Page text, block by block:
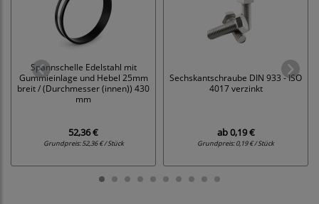
Spannschelle Edelstahl mit
Gummieinlage und Hebel 25mm
breit / (Durchmesser (innen)) 430
mm
52,36 €
Grundpreis:52,36 € / Stück
Sechskantschraube DIN 933 - ISO
4017 verzinkt
ab0,19 €
Grundpreis:0,19 € / Stück